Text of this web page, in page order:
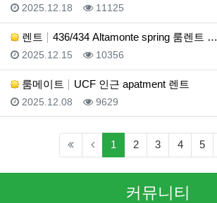
등록일
2025.12.18 조회
11125
렌트 436/434 Altamonte spring 룸렌트 …
등록일
2025.12.15 조회
10356
룸메이트 UCF 인근 apatment 렌트
등록일
2025.12.08 조회
9629
1 (current)
2 3 4 5
커뮤니티